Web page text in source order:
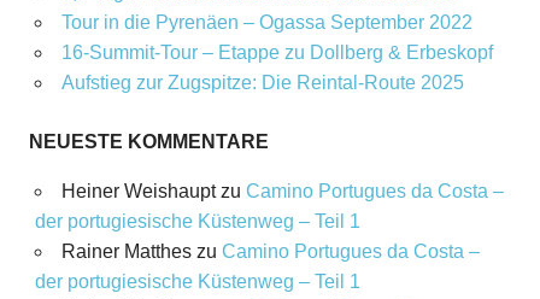
Tour in die Pyrenäen – Ogassa September 2022
16‑Summit‑Tour – Etappe zu Dollberg & Erbeskopf
Aufstieg zur Zugspitze: Die Reintal-Route 2025
NEUESTE KOMMENTARE
Heiner Weishauptzu Camino Portugues da Costa –
der portugiesische Küstenweg – Teil 1
Rainer Mattheszu Camino Portugues da Costa –
der portugiesische Küstenweg – Teil 1